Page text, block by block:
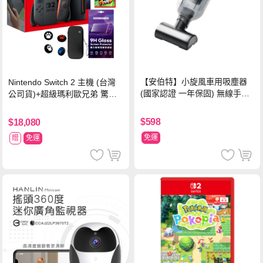
Nintendo Switch 2 主機 (台灣
公司貨)+超級瑪利歐兄弟 驚奇
球 狂熱 中文版
$18,080
贈 免運
【安伯特】小旋風車用吸塵器
(國家認證 一年保固) 無線手持
黑色
$598
免運